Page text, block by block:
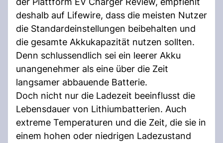
deshalb auf Lifewire, dass die meisten Nutzer
die Standardeinstellungen beibehalten und
die gesamte Akkukapazität nutzen sollten.
Denn schlussendlich sei ein leerer Akku
unangenehmer als eine über die Zeit
langsamer abbauende Batterie.
Doch nicht nur die Ladezeit beeinflusst die
Lebensdauer von Lithiumbatterien. Auch
extreme Temperaturen und die Zeit, die sie in
einem hohen oder niedrigen Ladezustand